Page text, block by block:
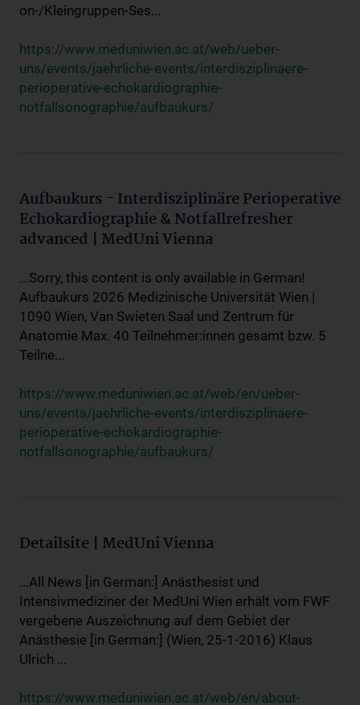
on-/Kleingruppen-Ses...
https://www.meduniwien.ac.at/web/ueber-
uns/events/jaehrliche-events/interdisziplinaere-
perioperative-echokardiographie-
notfallsonographie/aufbaukurs/
Aufbaukurs - Interdisziplinäre Perioperative
Echokardiographie & Notfallrefresher
advanced | MedUni Vienna
...Sorry, this content is only available in German!
Aufbaukurs 2026 Medizinische Universität Wien |
1090 Wien, Van Swieten Saal und Zentrum für
Anatomie Max. 40 Teilnehmer:innen gesamt bzw. 5
Teilne...
https://www.meduniwien.ac.at/web/en/ueber-
uns/events/jaehrliche-events/interdisziplinaere-
perioperative-echokardiographie-
notfallsonographie/aufbaukurs/
Detailsite | MedUni Vienna
...All News [in German:] Anästhesist und
Intensivmediziner der MedUni Wien erhält vom FWF
vergebene Auszeichnung auf dem Gebiet der
Anästhesie [in German:] (Wien, 25-1-2016) Klaus
Ulrich ...
https://www.meduniwien.ac.at/web/en/about-